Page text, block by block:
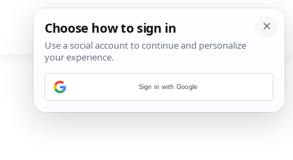
Sign in with Google